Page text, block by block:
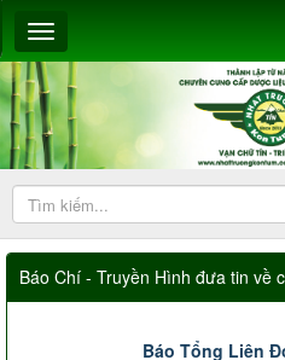
Báo Chí - Truyền Hình đưa tin về
Báo Tổng Liên